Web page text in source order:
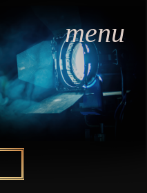
menu